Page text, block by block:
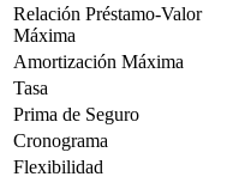
Relación Préstamo-Valor
Máxima
Amortización Máxima
Tasa
Prima de Seguro
Cronograma
Flexibilidad